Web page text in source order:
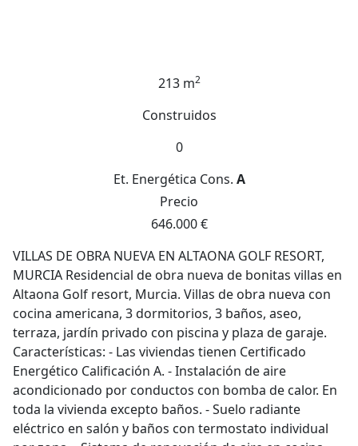
213 m2
Construidos
0
Et. Energética Cons. A
Precio
646.000 €
VILLAS DE OBRA NUEVA EN ALTAONA GOLF RESORT,
MURCIA Residencial de obra nueva de bonitas villas en
Altaona Golf resort, Murcia. Villas de obra nueva con
cocina americana, 3 dormitorios, 3 baños, aseo,
terraza, jardín privado con piscina y plaza de garaje.
Características: - Las viviendas tienen Certificado
Energético Calificación A. - Instalación de aire
acondicionado por conductos con bomba de calor. En
toda la vivienda excepto baños. - Suelo radiante
eléctrico en salón y baños con termostato individual